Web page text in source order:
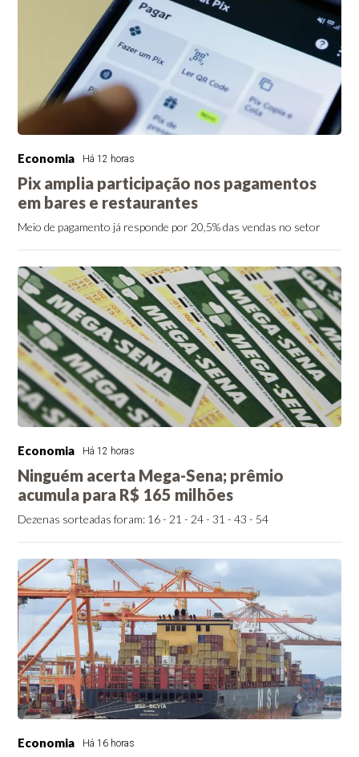
Economia Há 12 horas
Pix amplia participação nos pagamentos
em bares e restaurantes
Meio de pagamento já responde por 20,5% das vendas no setor
Economia Há 12 horas
Ninguém acerta Mega-Sena; prêmio
acumula para R$ 165 milhões
Dezenas sorteadas foram: 16 - 21 - 24 - 31 - 43 - 54
Economia Há 16 horas